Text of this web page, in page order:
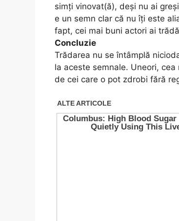
simți vinovat(ă), deși nu ai
e un semn clar că nu îți este
fapt, cei mai buni actori ai
Concluzie
Trădarea nu se întâmplă
la aceste semnale. Uneori,
de cei care o pot zdrobi fără